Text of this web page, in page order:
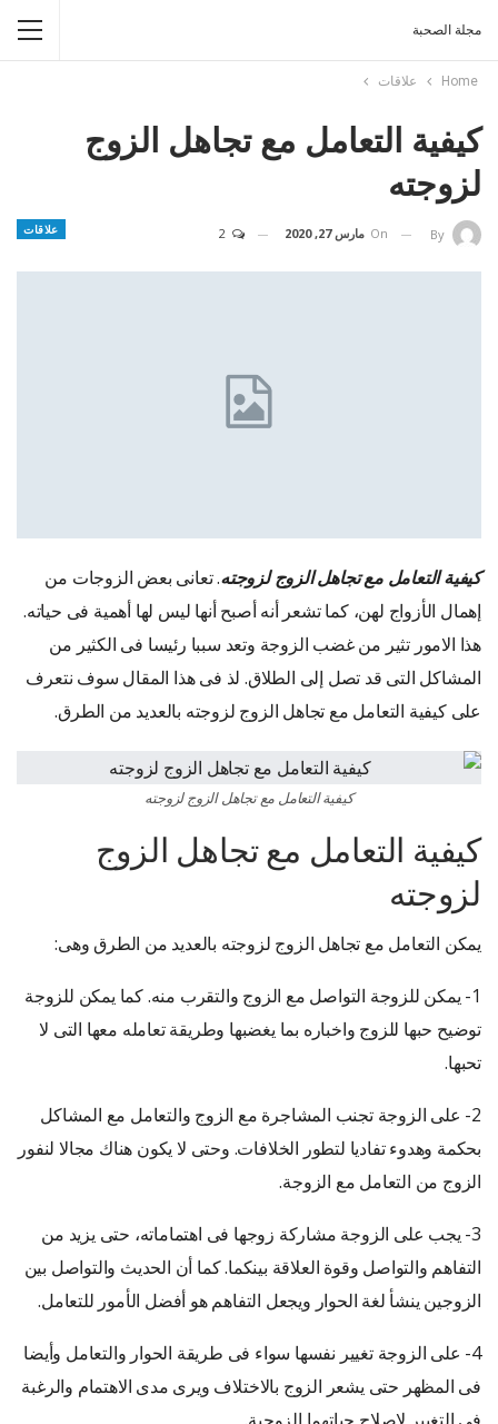
مجلة الصحبة
Home علاقات
كيفية التعامل مع تجاهل الزوج
لزوجته
علاقات By
On مارس 27, 2020
كيفية التعامل مع تجاهل الزوج لزوجته. تعانى بعض الزوجات من
إهمال الأزواج لهن، كما تشعر أنه أصبح أنها ليس لها أهمية فى حياته.
هذا الامور تثير من غضب الزوجة وتعد سببا رئيسا فى الكثير من
المشاكل التى قد تصل إلى الطلاق. لذ فى هذا المقال سوف نتعرف
على كيفية التعامل مع تجاهل الزوج لزوجته بالعديد من الطرق.
كيفية التعامل مع تجاهل الزوج لزوجته
كيفية التعامل مع تجاهل الزوج
لزوجته
يمكن التعامل مع تجاهل الزوج لزوجته بالعديد من الطرق وهى:
1- يمكن للزوجة التواصل مع الزوج والتقرب منه. كما يمكن للزوجة
توضيح حبها للزوج واخباره بما يغضبها وطريقة تعامله معها التى لا
تحبها.
2- على الزوجة تجنب المشاجرة مع الزوج والتعامل مع المشاكل
بحكمة وهدوء تفاديا لتطور الخلافات. وحتى لا يكون هناك مجالا لنفور
الزوج من التعامل مع الزوجة.
3- يجب على الزوجة مشاركة زوجها فى اهتماماته، حتى يزيد من
التفاهم والتواصل وقوة العلاقة بينكما. كما أن الحديث والتواصل بين
الزوجين ينشأ لغة الحوار ويجعل التفاهم هو أفضل الأمور للتعامل.
4- على الزوجة تغيير نفسها سواء فى طريقة الحوار والتعامل وأيضا
فى المظهر حتى يشعر الزوج بالاختلاف ويرى مدى الاهتمام والرغبة